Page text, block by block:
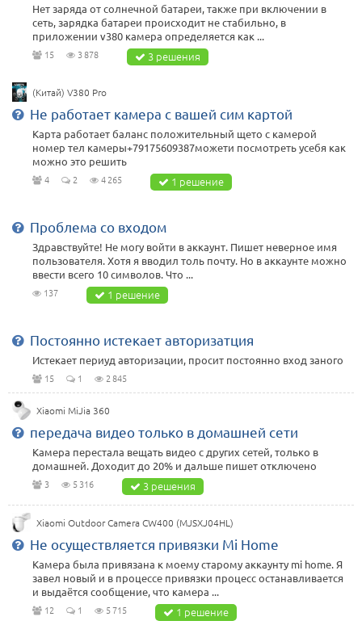
Нет заряда от солнечной батареи, также при включении в
сеть, зарядка батареи происходит не стабильно, в
приложении v380 камера определяется как ...
15 3 878 3 решения
(Китай) V380 Pro
Не работает камера с вашей сим картой
Карта работает баланс положительный щето с камерой
номер тел камеры+79175609387можети посмотреть усебя как
можно это решить
4 2 4 265 1 решение
Проблема со входом
Здравствуйте! Не могу войти в аккаунт. Пишет неверное имя
пользователя. Хотя я вводил толь почту. Но в аккаунте можно
ввести всего 10 символов. Что ...
137 1 решение
Постоянно истекает авторизатция
Истекает периуд авторизации, просит постоянно вход заного
15 1 2 845
Xiaomi MiJia 360
передача видео только в домашней сети
Камера перестала вещать видео с других сетей, только в
домашней. Доходит до 20% и дальше пишет отключено
3 5 316 3 решения
Xiaomi Outdoor Camera CW400 (MJSXJ04HL)
Не осуществляется привязки Mi Home
Камера была привязана к моему старому аккаунту mi home. Я
завел новый и в процессе привязки процесс останавливается
и выдаётся сообщение, что камера ...
12 1 5 715 1 решение